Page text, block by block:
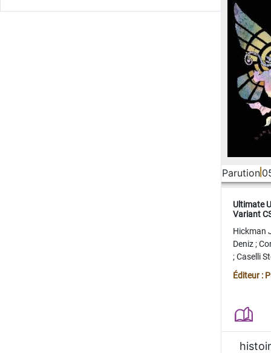
Parution
Ultimate
Variant
Hickman
Deniz;
;Caselli
Juan
Éditeur :